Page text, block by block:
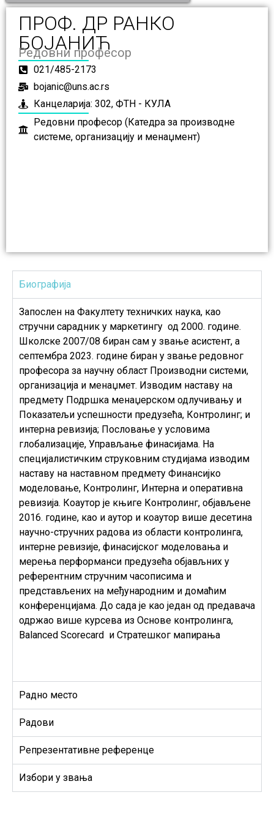
ПРОФ. ДР РАНКО
БОЈАНИЋ
Редовни професор
021/485-2173
bojanic@uns.ac.rs
Канцеларија: 302, ФТН - КУЛА
Редовни професор (Катедра за производне
системе, организацију и менаџмент)
Биографија
Запослен на Факултету техничких наука, као
стручни сарадник у маркетингу од 2000. године.
Школске 2007/08 биран сам у звање асистент, а
септембра 2023. године биран у звање редовног
професора за научну област Производни системи,
организација и менаџмет. Изводим наставу на
предмету Подршка менаџерском одлучивању и
Показатељи успешности предузећа, Контролинг; и
интерна ревизија; Пословање у условима
глобализације, Управљање финасијама. На
специјалистичким струковним студијама изводим
наставу на наставном предмету Финансијко
моделовање, Контролинг, Интерна и оперативна
ревизија. Коаутор је књиге Контролинг, објављене
2016. године, као и аутор и коаутор више десетина
научно-стручних радова из области контролинга,
интерне ревизије, финасијског моделовања и
мерења перформанси предузећа објављних у
референтним стручним часописима и
представљених на међународним и домаћим
конференцијама. До сада је као један од предавача
одржао више курсева из Основе контролинга,
Balanced Scorecard и Стратешког мапирања
Радно место
Радови
Репрезентативне референце
Избори у звања